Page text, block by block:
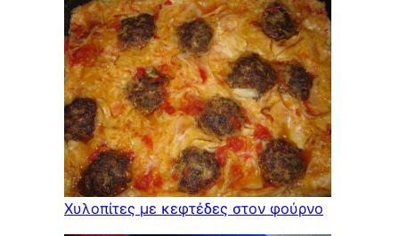
Χυλοπίτες με κεφτέδες στον φούρνο